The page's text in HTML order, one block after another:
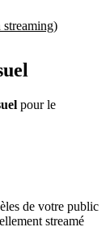
streaming)
pour le
de votre public
streamé